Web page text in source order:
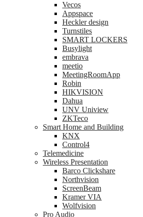
Vecos
Appspace
Heckler design
Turnstiles
SMART LOCKERS
Busylight
embrava
meetio
MeetingRoomApp
Robin
HIKVISION
Dahua
UNV Uniview
ZKTeco
Smart Home and Building
KNX
Control4
Telemedicine
Wireless Presentation
Barco Clickshare
Northvision
ScreenBeam
Kramer VIA
Wolfvision
Pro Audio